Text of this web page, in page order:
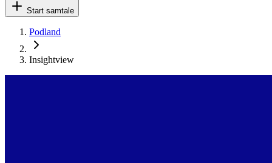
Start samtale
Podland
Insightview